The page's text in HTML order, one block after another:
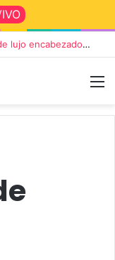
“TIRRIA” llega a Tandil con un elenco de lujo encabezado por Capusotto, Spregelburd y Stefani